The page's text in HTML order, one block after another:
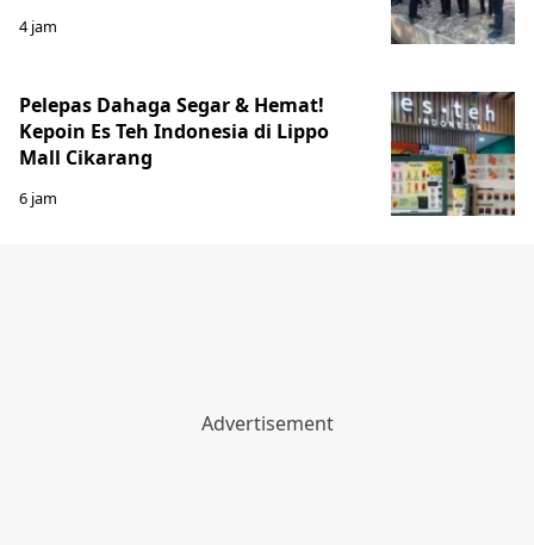
4 jam
Pelepas Dahaga Segar & Hemat!
Kepoin Es Teh Indonesia di Lippo
Mall Cikarang
6 jam